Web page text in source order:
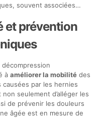
souvent associées…
et prévention
à améliorer la mobilitédes
par les hernies
seulement d’alléger les
de prévenir les douleurs
âgée est en mesure de